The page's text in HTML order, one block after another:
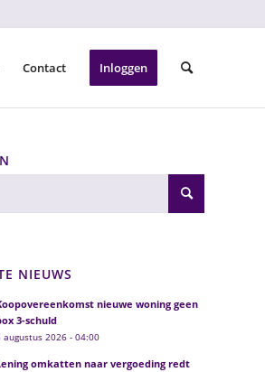
Contact Inloggen
NIEUWS
nieuwe woning geen
3-schuld
augustus 2026 - 04:00
omkatten naar vergoeding redt